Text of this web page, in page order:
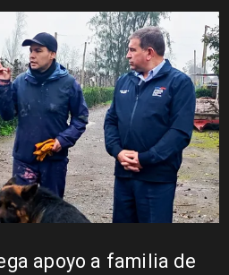
apoyo a familia de